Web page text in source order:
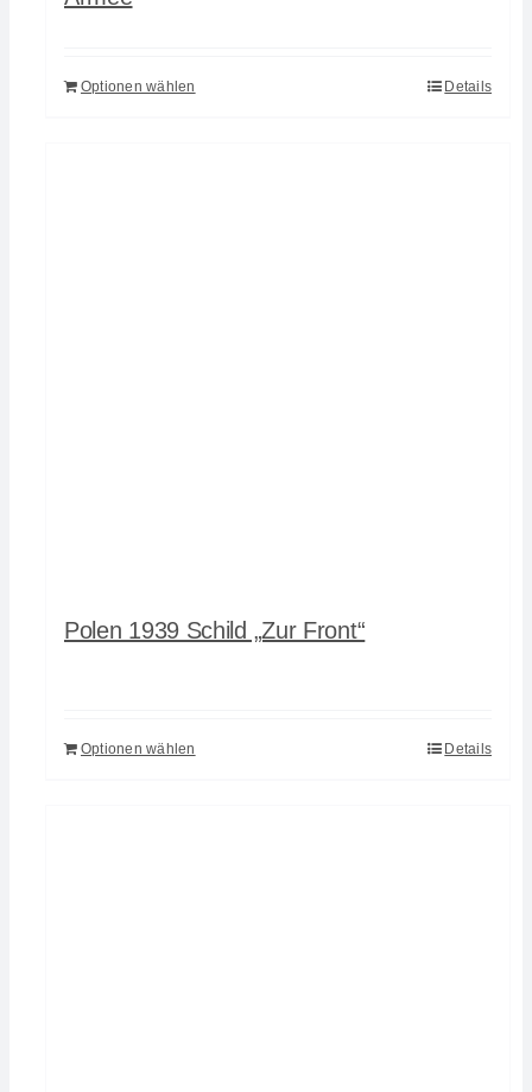
Optionen wählen Details
Polen 1939 Schild „Zur Front“
Optionen wählen Details